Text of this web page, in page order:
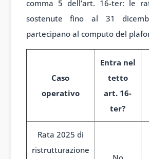
comma 5 dell’art. 16-ter: le
sostenute fino al 31
partecipano al computo del
Caso
operativo
Entra nel
tetto
art. 16-
ter?
Rata 2025 di
ristrutturazione